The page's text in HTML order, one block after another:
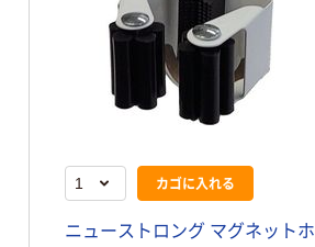
カゴに入れる
ニューストロング マグネットホ